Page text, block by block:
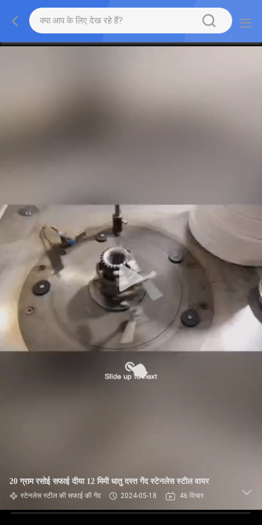
20 ग्राम रसोई सफाई दीया 12 मिमी धातु दस्त गेंद स्टेनलेस स्टील वायर
स्टेनलेस स्टील की सफाई की गेंद 2024-05-18 46 विचार